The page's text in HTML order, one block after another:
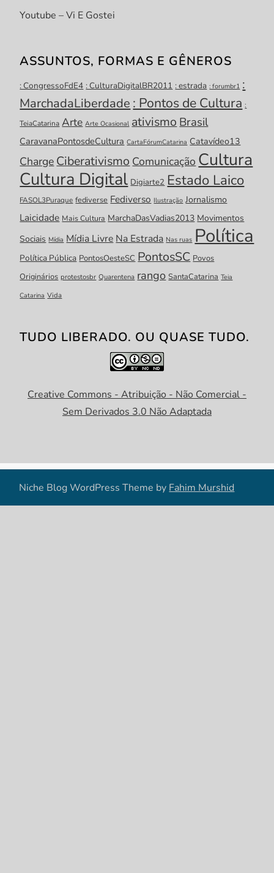
Youtube – Vi E Gostei
ASSUNTOS, FORMAS E GÊNEROS
: CongressoFdE4 : CulturaDigitalBR2011 : estrada : forumbr1 :
MarchadaLiberdade : Pontos de Cultura :
TeiaCatarina Arte Arte Ocasional ativismo Brasil
CaravanaPontosdeCultura CartaFórumCatarina Catavídeo13
Charge Ciberativismo Comunicação Cultura
Cultura Digital Digiarte2 Estado Laico
FASOL3Puraque fediverse Fediverso Ilustração Jornalismo
Laicidade Mais Cultura MarchaDasVadias2013 Movimentos
Sociais Mídia Mídia Livre Na Estrada Nas ruas Política
Política Pública PontosOesteSC PontosSC Povos
Originários protestosbr Quarentena rango SantaCatarina Teia
Catarina Vida
TUDO LIBERADO. OU QUASE TUDO.
Creative Commons - Atribuição - Não Comercial -
Sem Derivados 3.0 Não Adaptada
Niche Blog WordPress Theme by Fahim Murshid